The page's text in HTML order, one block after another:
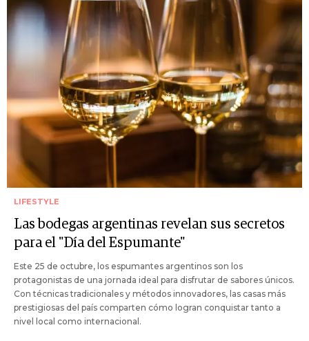
LIFESTYLE
Las bodegas argentinas revelan sus secretos
para el "Día del Espumante"
Este 25 de octubre, los espumantes argentinos son los
protagonistas de una jornada ideal para disfrutar de sabores únicos.
Con técnicas tradicionales y métodos innovadores, las casas más
prestigiosas del país comparten cómo logran conquistar tanto a
nivel local como internacional.